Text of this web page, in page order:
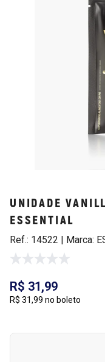
UNIDADE
ESSENTIAL
Ref.: 14522 | Marca:
R$ 31,99
R$ 31,99 no boleto